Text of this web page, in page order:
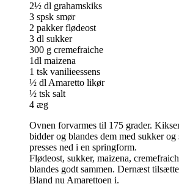
2½ dl grahamskiks
3 spsk smør
2 pakker flødeost
3 dl sukker
300 g cremefraiche
1dl maizena
1 tsk vanilieessens
½ dl Amaretto likør
½ tsk salt
4 æg
Ovnen forvarmes til 175 grader.
bidder og blandes dem med sukker
presses ned i en springform.
Flødeost, sukker, maizena,
blandes godt sammen. Dernæst
Bland nu Amarettoen i.